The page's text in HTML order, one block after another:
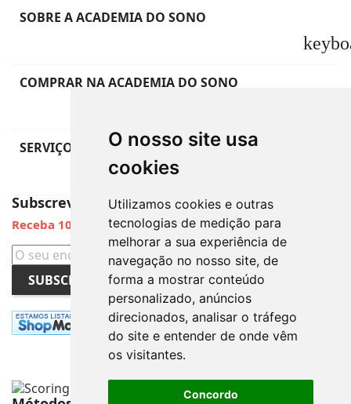
O nosso site usa
cookies
Utilizamos cookies e outras
tecnologias de medição para
melhorar a sua experiência de
navegação no nosso site, de
forma a mostrar conteúdo
personalizado, anúncios
direcionados, analisar o tráfego
do site e entender de onde vêm
os visitantes.
Concordo
SOBRE A ACADEMIA DO SONO
COMPRAR NA ACADEMIA DO SONO
SERVIÇO DE APOIO AO CLIENTE
Subscreva a Newsletter
Receba 10% de Desconto
SUBSCREVER